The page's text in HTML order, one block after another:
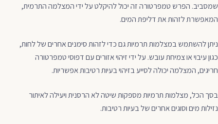
שמסביב. הפרש טמפרטורה זה יכול להיקלט על ידי המצלמה התרמית,
המאפשרת לזהות את דליפת המים.
ניתן להשתמש במצלמות תרמיות גם כדי לזהות סימנים אחרים של לחות,
כגון עיבוי או צמיחת עובש. על ידי זיהוי אזורים עם דפוסי טמפרטורה
חריגים, המצלמה יכולה לסייע בזיהוי בעיות רטיבות אפשריות.
בסך הכל, מצלמות תרמיות מספקות שיטה לא הרסנית ויעילה לאיתור
נזילות מים וסוגים אחרים של בעיות רטיבות.